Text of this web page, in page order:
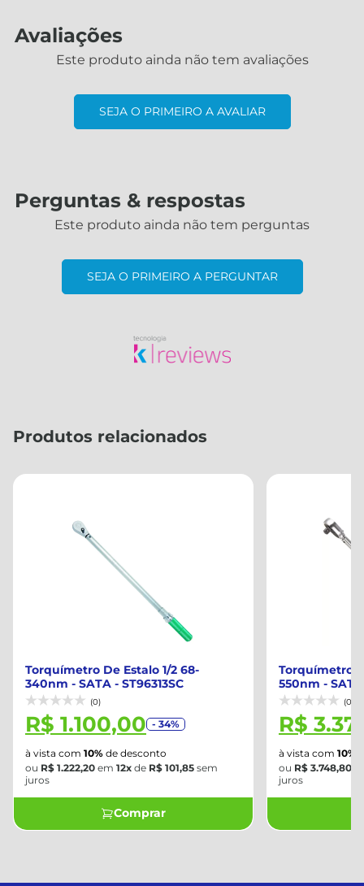
Avaliações
Este produto ainda não tem avaliações
SEJA O PRIMEIRO A AVALIAR
Perguntas & respostas
Este produto ainda não tem perguntas
SEJA O PRIMEIRO A PERGUNTAR
Produtos relacionados
Torquímetro De Estalo 1/2 68-
340nm - SATA - ST96313SC
(0)
R$ 1.100,00 - 34%
à vista com 10% de desconto
ou R$ 1.222,20 em 12x de R$ 101,85 sem
juros
Comprar
Torquímetro
550nm - SATA
(0)
R$
à vista com 10%
ou R$ 3.748,80
juros